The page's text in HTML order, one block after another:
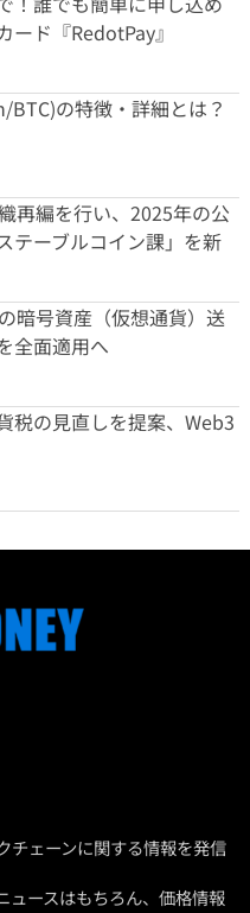
ード『RedotPay』
の特徴・詳細とは？
再編を行い、2025年の公
テーブルコイン課」を新
暗号資産（仮想通貨）送
全面適用へ
税の見直しを提案、Web3
チェーンに関する情報を発信
ュースはもちろん、価格情報